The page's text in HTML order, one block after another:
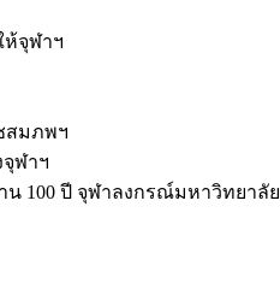
ห้จุฬาฯ
สมภพฯ
ฬาฯ
น 100 ปี จุฬาลงกรณ์มหาวิทยาลัย